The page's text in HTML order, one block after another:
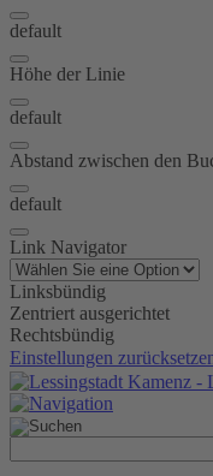
default
Höhe der Linie
default
Abstand zwischen den
default
Link Navigator
Linksbündig
Zentriert ausgerichtet
Rechtsbündig
Einstellungen